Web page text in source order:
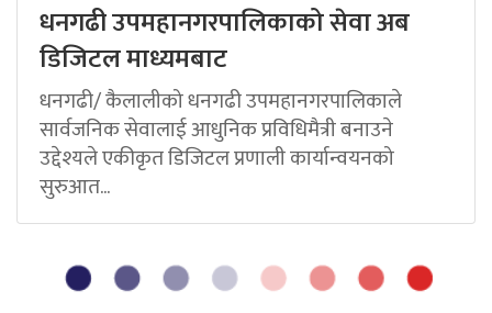
धनगढी उपमहानगरपालिकाको सेवा अब
डिजिटल माध्यमबाट
धनगढी/ कैलालीको धनगढी उपमहानगरपालिकाले
सार्वजनिक सेवालाई आधुनिक प्रविधिमैत्री बनाउने
उद्देश्यले एकीकृत डिजिटल प्रणाली कार्यान्वयनको
सुरुआत...